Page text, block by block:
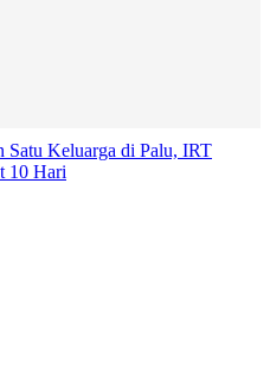
Satu Keluarga di Palu, IRT
10 Hari